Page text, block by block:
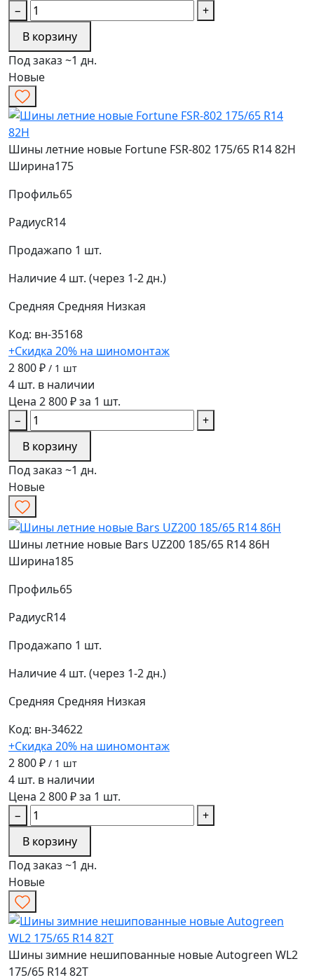
−
+
В корзину
Под заказ ~1 дн.
Новые
Шины летние новые Fortune FSR-802 175/65 R14 82H
Ширина175
Профиль65
РадиусR14
Продажапо 1 шт.
Наличие4 шт. (через 1-2 дн.)
Средняя Средняя Низкая
Код: вн-35168
+Скидка 20% на шиномонтаж
2 800 ₽ / 1 шт
4 шт. в наличии
Цена 2 800 ₽ за 1 шт.
−
+
В корзину
Под заказ ~1 дн.
Новые
Шины летние новые Bars UZ200 185/65 R14 86H
Ширина185
Профиль65
РадиусR14
Продажапо 1 шт.
Наличие4 шт. (через 1-2 дн.)
Средняя Средняя Низкая
Код: вн-34622
+Скидка 20% на шиномонтаж
2 800 ₽ / 1 шт
4 шт. в наличии
Цена 2 800 ₽ за 1 шт.
−
+
В корзину
Под заказ ~1 дн.
Новые
Шины зимние нешипованные новые Autogreen WL2
175/65 R14 82T